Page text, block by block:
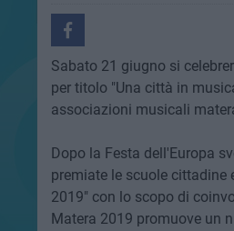
Sabato 21 giugno si
per titolo "Una città in
associazioni musicali
Dopo la Festa dell'Europa
premiate le scuole cittadine
2019" con lo scopo di
Matera 2019 promuove un